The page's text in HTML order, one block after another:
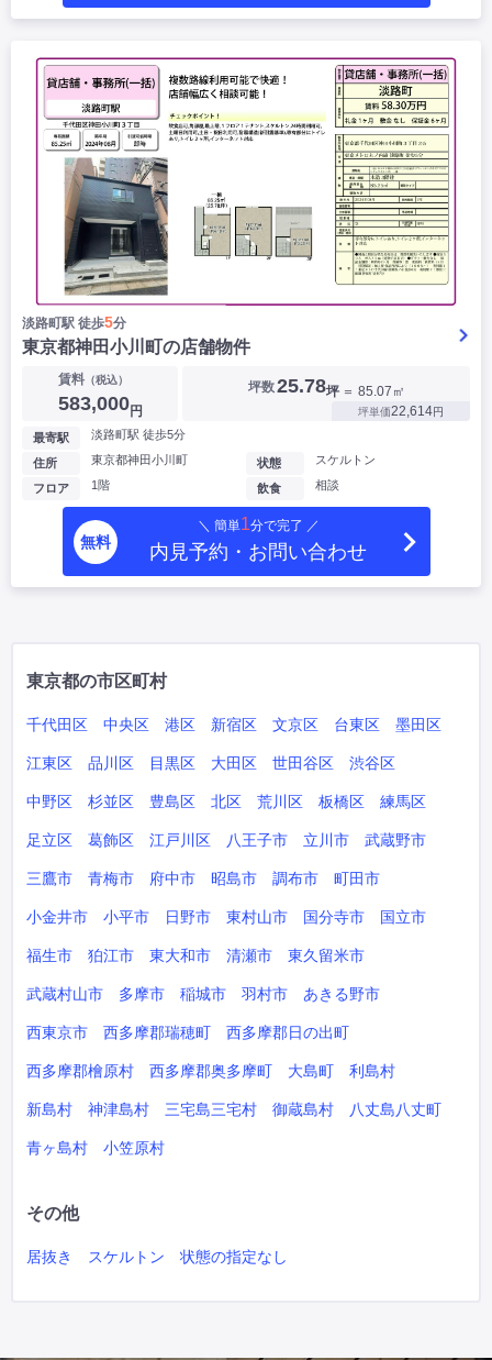
淡路町駅 徒歩5分
東京都神田小川町の店舗物件
賃料（税込）
583,000円
坪数25.78坪 ＝ 85.07㎡
坪単価22,614円
最寄駅 淡路町駅 徒歩5分
住所 東京都神田小川町
フロア 1階
状態 スケルトン
飲食 相談
無料
＼ 簡単1分で完了 ／
内見予約・お問い合わせ
東京都の市区町村
千代田区 中央区 港区 新宿区 文京区 台東区 墨田区
江東区 品川区 目黒区 大田区 世田谷区 渋谷区
中野区 杉並区 豊島区 北区 荒川区 板橋区 練馬区
足立区 葛飾区 江戸川区 八王子市 立川市 武蔵野市
三鷹市 青梅市 府中市 昭島市 調布市 町田市
小金井市 小平市 日野市 東村山市 国分寺市 国立市
福生市 狛江市 東大和市 清瀬市 東久留米市
武蔵村山市 多摩市 稲城市 羽村市 あきる野市
西東京市 西多摩郡瑞穂町 西多摩郡日の出町
西多摩郡檜原村 西多摩郡奥多摩町 大島町 利島村
新島村 神津島村 三宅島三宅村 御蔵島村 八丈島八丈町
青ヶ島村 小笠原村
その他
居抜き スケルトン 状態の指定なし